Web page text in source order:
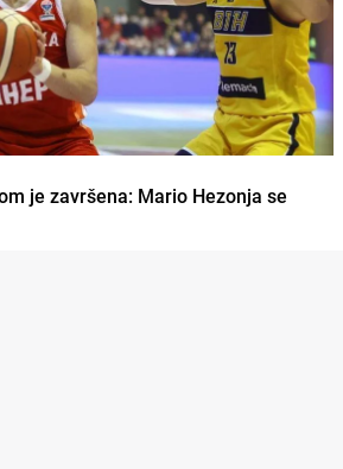
je završena: Mario Hezonja se